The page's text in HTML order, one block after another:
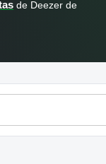
de Deezer de